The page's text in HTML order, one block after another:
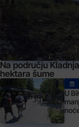
Na području
hektara šume
U